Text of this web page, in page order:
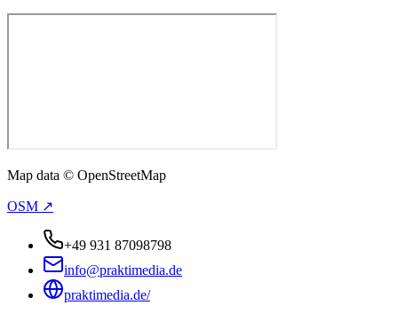
Map data © OpenStreetMap
OSM ↗
+49 931 87098798
info@praktimedia.de
praktimedia.de/